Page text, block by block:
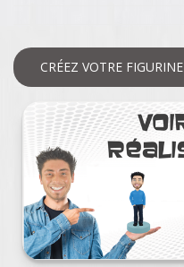
CRÉEZ VOTRE FIGURINE